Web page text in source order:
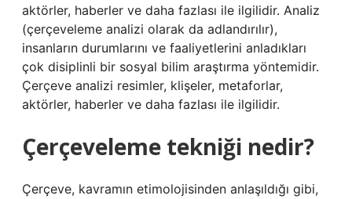
aktörler, haberler ve daha fazlası ile ilgilidir. Analiz
(çerçeveleme analizi olarak da adlandırılır),
insanların durumlarını ve faaliyetlerini anladıkları
çok disiplinli bir sosyal bilim araştırma yöntemidir.
Çerçeve analizi resimler, klişeler, metaforlar,
aktörler, haberler ve daha fazlası ile ilgilidir.
Çerçeveleme tekniği nedir?
Çerçeve, kavramın etimolojisinden anlaşıldığı gibi,